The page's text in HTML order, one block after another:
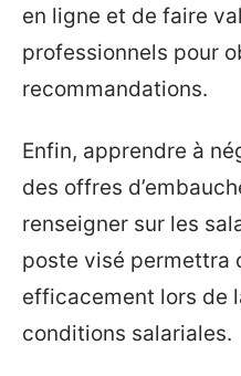
en ligne et de faire
professionnels pour
recommandations.
Enfin, apprendre à
des offres
renseigner sur les
poste visé permettra
efficacement lors de
conditions salariales.